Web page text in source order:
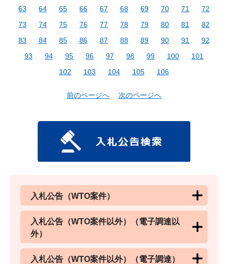
63
64 65 66 67 68 69 70 71
72
73
74 75 76 77 78 79 80 81
82
83
84 85 86 87 88 89 90 91
92
93
94 95 96 97 98 99 100
101
102
103 104 105 106
前のページへ 次のページへ
入札公告（WTO案件）
入札公告（WTO案件以外）（電子調達以
外）
入札公告（WTO案件以外）（電子調達）